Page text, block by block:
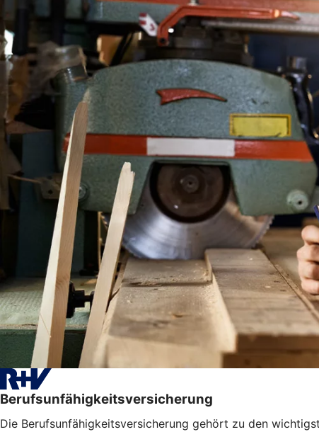
Berufsunfähigkeitsversicherung
Die Berufsunfähigkeitsversicherung gehört zu den